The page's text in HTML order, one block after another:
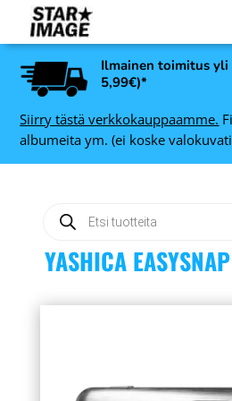
Ilmainen toimitus
5,99€)*
Siirry tästä verkkokauppaamme.
albumeita ym. (ei koske
search
YASHICA